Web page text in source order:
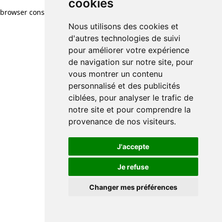
cookies
Nous utilisons des cookies et
d'autres technologies de suivi
pour améliorer votre expérience
de navigation sur notre site, pour
vous montrer un contenu
personnalisé et des publicités
ciblées, pour analyser le trafic de
notre site et pour comprendre la
provenance de nos visiteurs.
J'accepte
Je refuse
Changer mes préférences
browser console for more information)